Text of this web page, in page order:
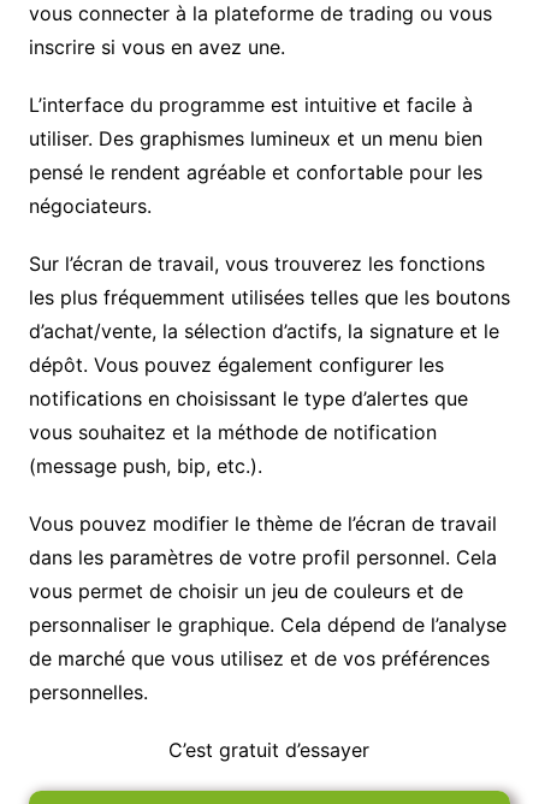
vous connecter à la plateforme de trading ou vous
inscrire si vous en avez une.
L’interface du programme est intuitive et facile à
utiliser. Des graphismes lumineux et un menu bien
pensé le rendent agréable et confortable pour les
négociateurs.
Sur l’écran de travail, vous trouverez les fonctions
les plus fréquemment utilisées telles que les boutons
d’achat/vente, la sélection d’actifs, la signature et le
dépôt. Vous pouvez également configurer les
notifications en choisissant le type d’alertes que
vous souhaitez et la méthode de notification
(message push, bip, etc.).
Vous pouvez modifier le thème de l’écran de travail
dans les paramètres de votre profil personnel. Cela
vous permet de choisir un jeu de couleurs et de
personnaliser le graphique. Cela dépend de l’analyse
de marché que vous utilisez et de vos préférences
personnelles.
C’est gratuit d’essayer